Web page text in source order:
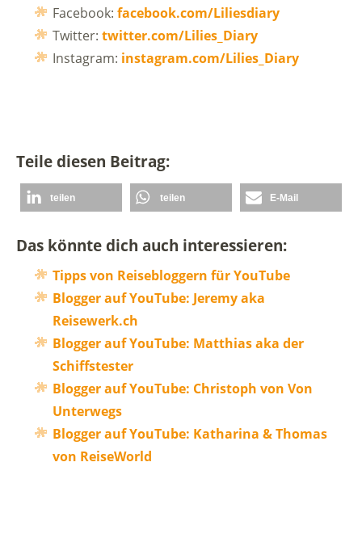
Facebook: facebook.com/Liliesdiary
Twitter: twitter.com/Lilies_Diary
Instagram: instagram.com/Lilies_Diary
Teile diesen Beitrag:
teilen teilen E-Mail
Das könnte dich auch interessieren:
Tipps von Reisebloggern für YouTube
Blogger auf YouTube: Jeremy aka
Reisewerk.ch
Blogger auf YouTube: Matthias aka der
Schiffstester
Blogger auf YouTube: Christoph von Von
Unterwegs
Blogger auf YouTube: Katharina & Thomas
von ReiseWorld